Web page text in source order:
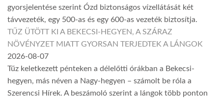
gyorsjelentése szerint Ózd biztonságos vízellátását két
távvezeték, egy 500-as és egy 600-as vezeték biztosítja.
TŰZ ÜTÖTT KI A BEKECSI-HEGYEN, A SZÁRAZ
NÖVÉNYZET MIATT GYORSAN TERJEDTEK A LÁNGOK
2026-08-07
Tűz keletkezett pénteken a délelőtti órákban a Bekecsi-
hegyen, más néven a Nagy-hegyen – számolt be róla a
Szerencsi Hírek. A beszámoló szerint a lángok több ponton